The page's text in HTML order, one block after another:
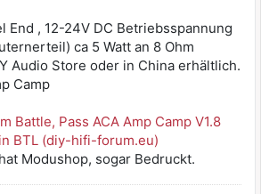
End , 12-24V DC Betriebsspannung
ca 5 Watt an 8 Ohm
Audio Store oder in China erhältlich.
Camp
Battle, Pass ACA Amp Camp V1.8
BTL (diy-hifi-forum.eu)
Modushop, sogar Bedruckt.